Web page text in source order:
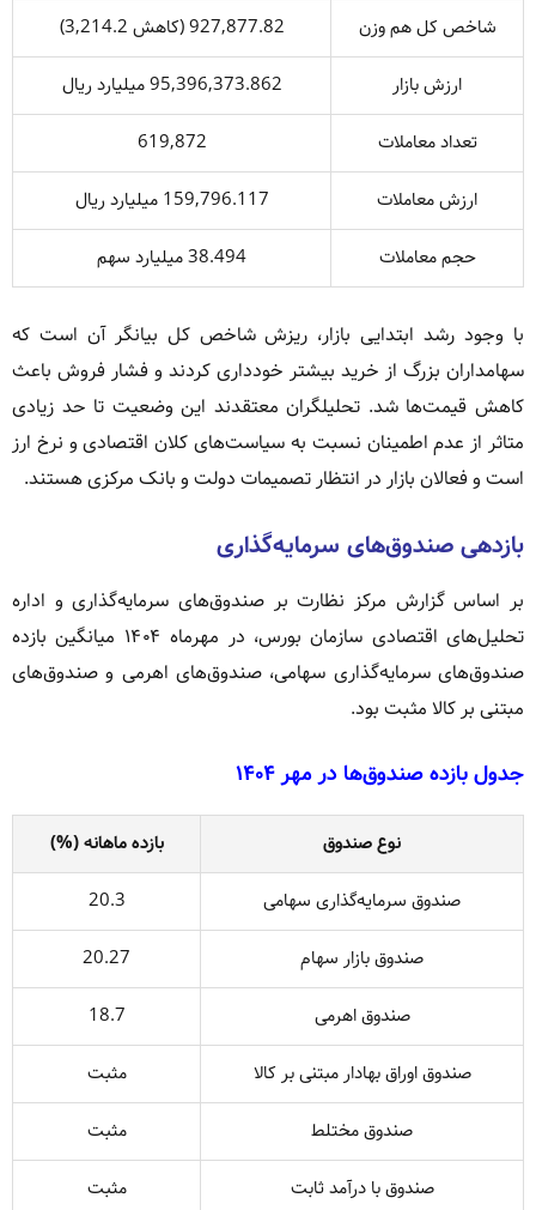
شاخص کل هم وزن
927,877.82 (کاهش 3,214.2)
ارزش بازار
95,396,373.862 میلیارد ریال
تعداد معاملات
619,872
ارزش معاملات
159,796.117 میلیارد ریال
حجم معاملات
38.494 میلیارد سهم
با وجود رشد ابتدایی بازار، ریزش شاخص کل بیانگر آن است که
سهامداران بزرگ از خرید بیشتر خودداری کردند و فشار فروش باعث
کاهش قیمت‌ها شد. تحلیلگران معتقدند این وضعیت تا حد زیادی
متاثر از عدم اطمینان نسبت به سیاست‌های کلان اقتصادی و نرخ ارز
است و فعالان بازار در انتظار تصمیمات دولت و بانک مرکزی هستند.
بازدهی صندوق‌های سرمایه‌گذاری
بر اساس گزارش مرکز نظارت بر صندوق‌های سرمایه‌گذاری و اداره
تحلیل‌های اقتصادی سازمان بورس، در مهرماه ۱۴۰۴ میانگین بازده
صندوق‌های سرمایه‌گذاری سهامی، صندوق‌های اهرمی و صندوق‌های
مبتنی بر کالا مثبت بود.
جدول بازده صندوق‌ها در مهر ۱۴۰۴
نوع صندوق
بازده ماهانه (%)
صندوق سرمایه‌گذاری سهامی
20.3
صندوق بازار سهام
20.27
صندوق اهرمی
18.7
صندوق اوراق بهادار مبتنی بر کالا
مثبت
صندوق مختلط
مثبت
صندوق با درآمد ثابت
مثبت